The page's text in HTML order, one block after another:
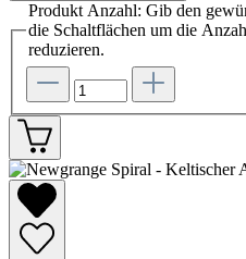
Produkt Anzahl: Gib den
die Schaltflächen um die
reduzieren.